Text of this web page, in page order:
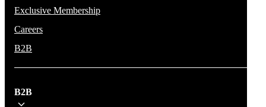
Exclusive Membership
Careers
B2B
B2B